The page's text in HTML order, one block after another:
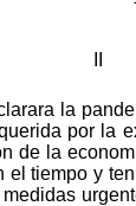
la
por la
de la
tiempo y